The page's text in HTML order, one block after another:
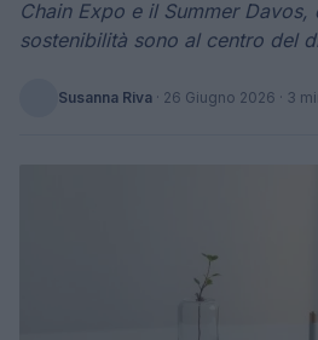
Chain Expo e il Summer
sostenibilità sono al centro del
Susanna Riva · 26 Giugno 2026 · 3